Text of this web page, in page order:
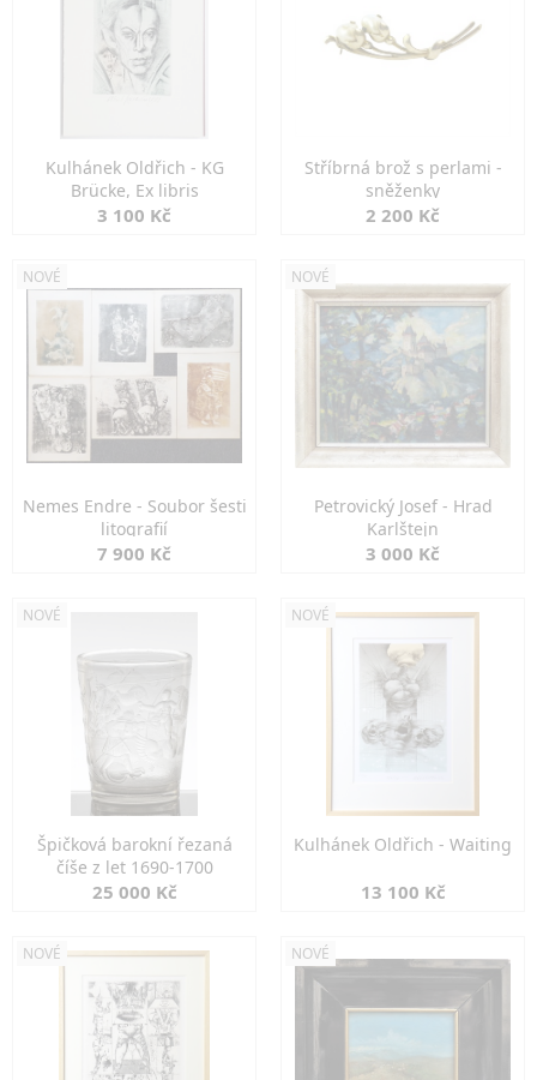
Kulhánek Oldřich - KG
Brücke, Ex libris
3 100 Kč
Stříbrná brož s perlami -
sněženky
2 200 Kč
NOVÉ
Nemes Endre - Soubor šesti
litografií
7 900 Kč
NOVÉ
Petrovický Josef - Hrad
Karlštejn
3 000 Kč
NOVÉ
Špičková barokní řezaná
číše z let 1690-1700
25 000 Kč
NOVÉ
Kulhánek Oldřich - Waiting
13 100 Kč
NOVÉ NOVÉ